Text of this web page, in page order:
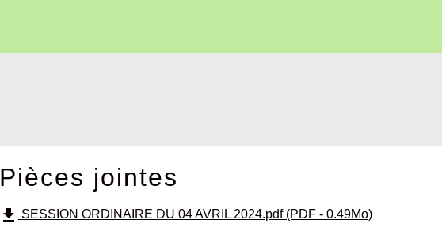
Pièces jointes
file_download SESSION ORDINAIRE DU 04 AVRIL 2024.pdf (PDF - 0.49Mo)